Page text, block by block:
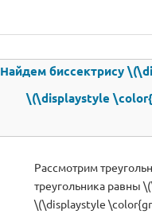
Найдем биссектрису
\(\displaystyle
Рассмотрим
треугольника равны
\(\displaystyle